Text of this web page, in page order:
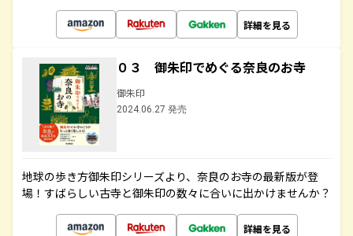
詳細を見る
０３ 御朱印でめぐる奈良のお寺
御朱印
2024.06.27 発売
地球の歩き方御朱印シリーズより、奈良のお寺の最新版が登
場！すばらしい古寺と御朱印の数々に合いに出かけませんか？
詳細を見る